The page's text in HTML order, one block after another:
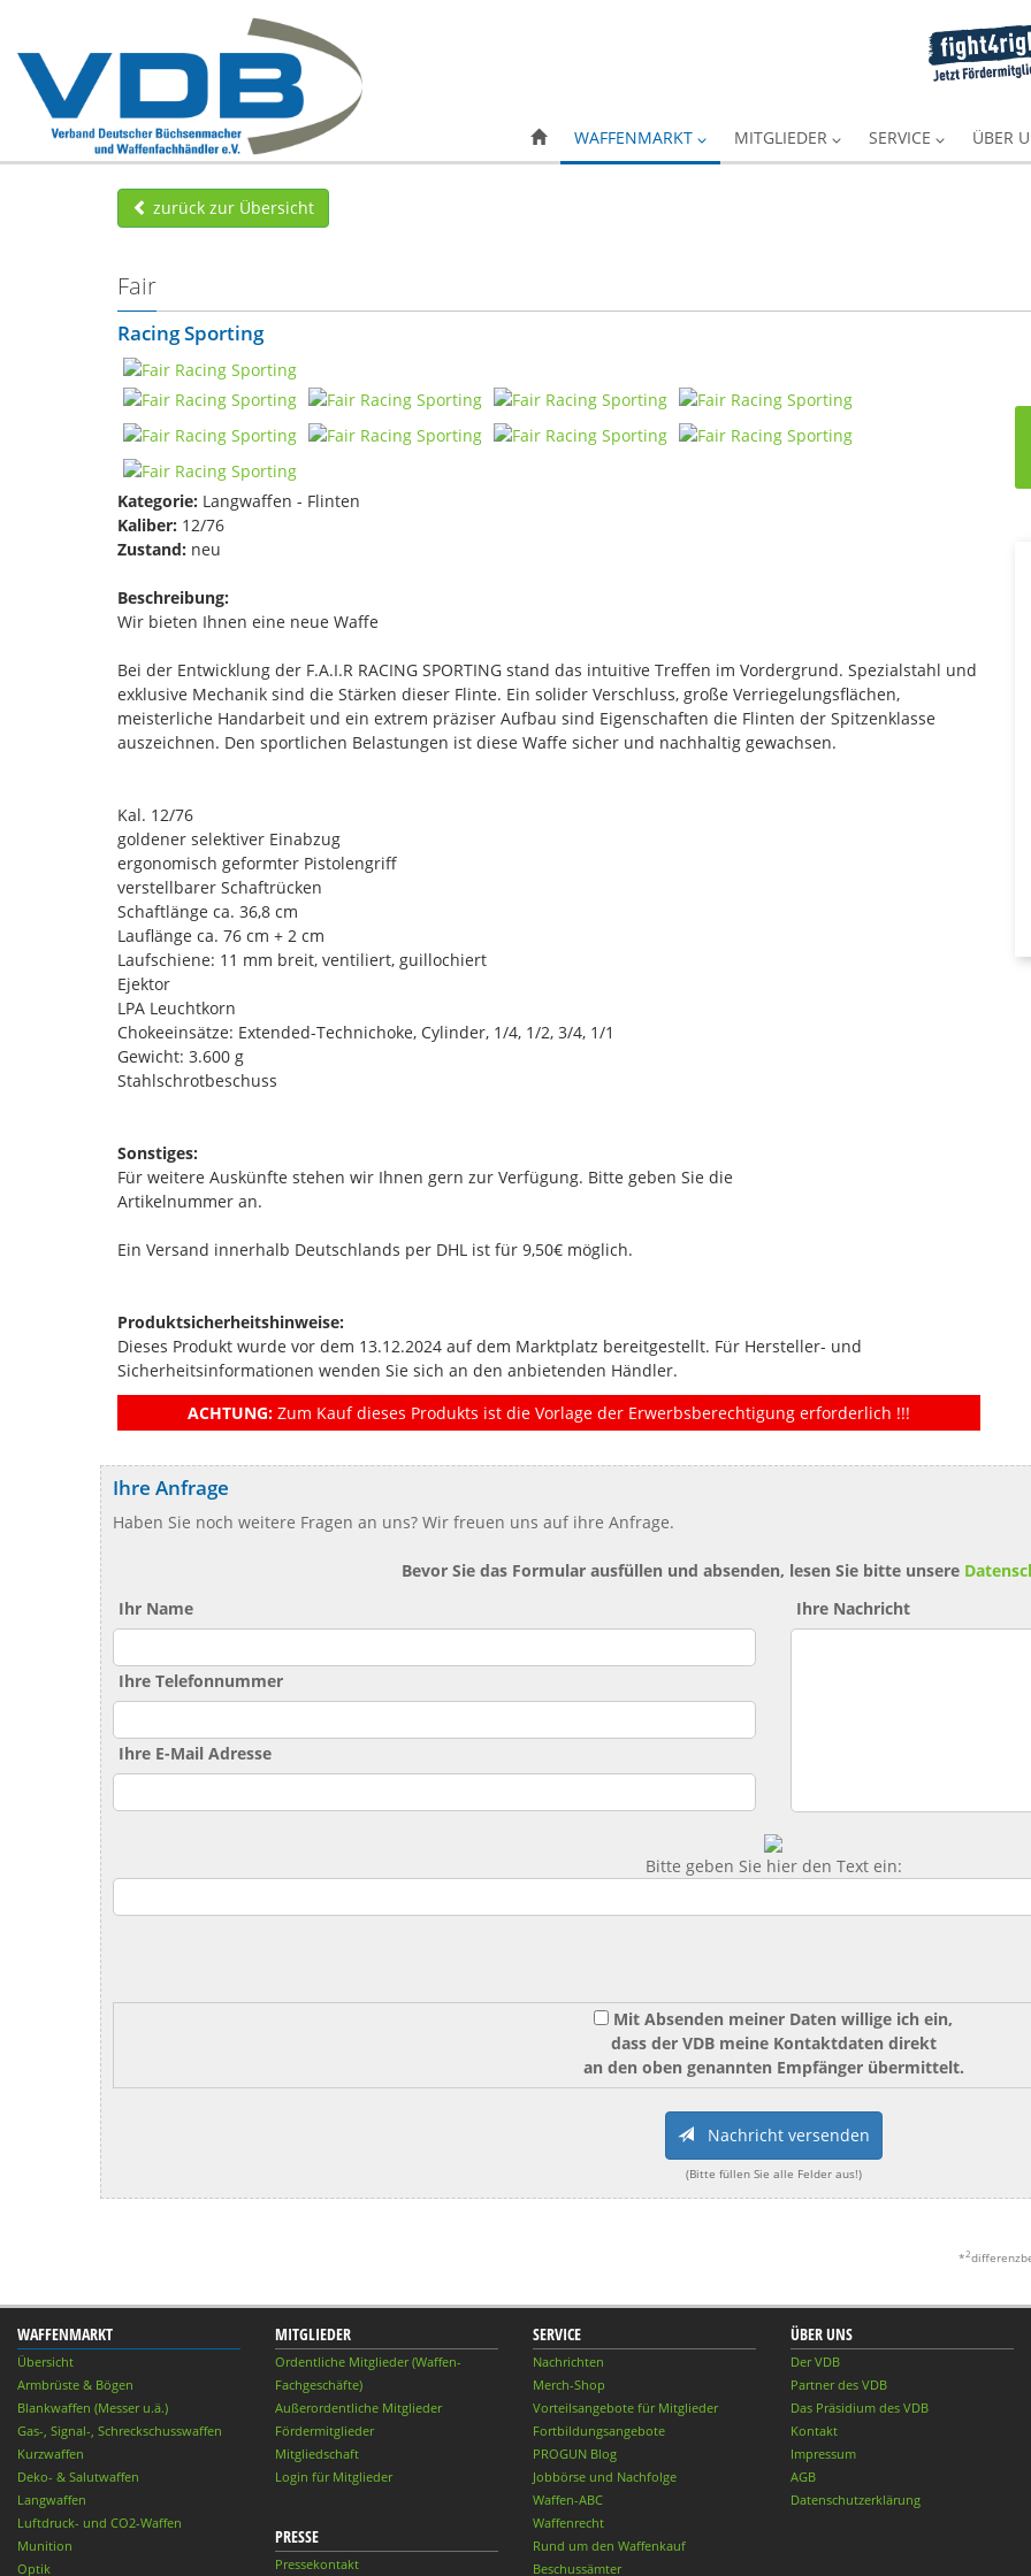
WAFFENMARKT MITGLIEDER SERVICE ÜBER
zurück zur Übersicht
Fair
Racing Sporting
Kategorie: Langwaffen - Flinten
Kaliber: 12/76
Zustand: neu
Beschreibung:
Wir bieten Ihnen eine neue Waffe
Bei der Entwicklung der F.A.I.R RACING SPORTING stand das intuitive Treffen im Vordergrund. Spezialstahl und
exklusive Mechanik sind die Stärken dieser Flinte. Ein solider Verschluss, große Verriegelungsflächen,
meisterliche Handarbeit und ein extrem präziser Aufbau sind Eigenschaften die Flinten der Spitzenklasse
auszeichnen. Den sportlichen Belastungen ist diese Waffe sicher und nachhaltig gewachsen.
Kal. 12/76
goldener selektiver Einabzug
ergonomisch geformter Pistolengriff
verstellbarer Schaftrücken
Schaftlänge ca. 36,8 cm
Lauflänge ca. 76 cm + 2 cm
Laufschiene: 11 mm breit, ventiliert, guillochiert
Ejektor
LPA Leuchtkorn
Chokeeinsätze: Extended-Technichoke, Cylinder, 1/4, 1/2, 3/4, 1/1
Gewicht: 3.600 g
Stahlschrotbeschuss
Sonstiges:
Für weitere Auskünfte stehen wir Ihnen gern zur Verfügung. Bitte geben Sie die
Artikelnummer an.
Ein Versand innerhalb Deutschlands per DHL ist für 9,50€ möglich.
Produktsicherheitshinweise:
Dieses Produkt wurde vor dem 13.12.2024 auf dem Marktplatz bereitgestellt. Für Hersteller- und
Sicherheitsinformationen wenden Sie sich an den anbietenden Händler.
ACHTUNG: Zum Kauf dieses Produkts ist die Vorlage der Erwerbsberechtigung erforderlich !!!
Ihre Anfrage
Haben Sie noch weitere Fragen an uns? Wir freuen uns auf ihre Anfrage.
Bevor Sie das Formular ausfüllen und absenden, lesen Sie bitte unsere
Ihr Name
Ihre Telefonnummer
Ihre E-Mail Adresse
Ihre Nachricht
Bitte geben Sie hier den Text ein:
Mit Absenden meiner Daten willige ich ein,
dass der VDB meine Kontaktdaten direkt
an den oben genannten Empfänger übermittelt.
Nachricht versenden
(Bitte füllen Sie alle Felder aus!)
*2
WAFFENMARKT
Übersicht
Armbrüste & Bögen
Blankwaffen (Messer u.ä.)
Gas-, Signal-, Schreckschusswaffen
Kurzwaffen
Deko- & Salutwaffen
Langwaffen
Luftdruck- und CO2-Waffen
Munition
Optik
MITGLIEDER
Ordentliche Mitglieder (Waffen-
Fachgeschäfte)
Außerordentliche Mitglieder
Fördermitglieder
Mitgliedschaft
Login für Mitglieder
PRESSE
Pressekontakt
SERVICE
Nachrichten
Merch-Shop
Vorteilsangebote für Mitglieder
Fortbildungsangebote
PROGUN Blog
Jobbörse und Nachfolge
Waffen-ABC
Waffenrecht
Rund um den Waffenkauf
Beschussämter
ÜBER UNS
Der VDB
Partner des VDB
Das Präsidium des VDB
Kontakt
Impressum
AGB
Datenschutzerklärung